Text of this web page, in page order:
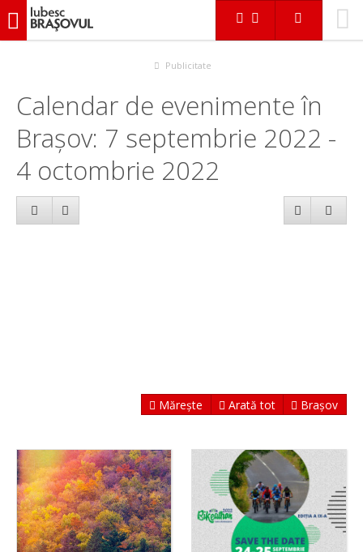
iubescbraşovul.ro
Publicitate
Calendar de evenimente în
Brașov: 7 septembrie 2022 -
4 octombrie 2022
Mărește Arată tot Brașov